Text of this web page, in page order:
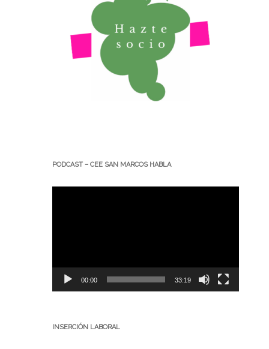
PODCAST – CEE SAN MARCOS HABLA
00:00 33:19
INSERCIÓN LABORAL